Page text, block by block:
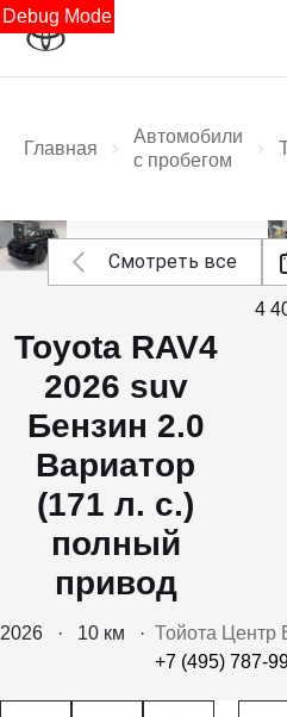
Debug Mode
Главная
Автомобили
с пробегом
Смотреть все
Toyota RAV4
2026 suv
Бензин 2.0
Вариатор
(171 л. с.)
полный
привод
4
2026 · 10 км · Тойота Центр
+7 (495) 787-